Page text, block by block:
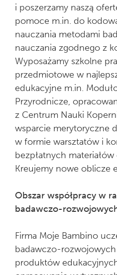
i poszerzamy naszą
pomoce m.in. do
nauczania metodami
nauczania zgodnego z
Wyposażamy szkolne
przedmiotowe w
edukacyjne m.in.
Przyrodnicze,
z Centrum Nauki
wsparcie merytoryczne
w formie warsztatów i
bezpłatnych
Kreujemy nowe oblicze
Obszar współpracy w
badawczo-
Firma Moje Bambino
badawczo-rozwojowych
produktów